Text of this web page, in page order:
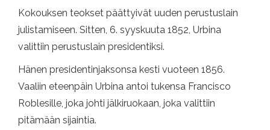
Kokouksen teokset päättyivät uuden perustuslain
julistamiseen. Sitten, 6. syyskuuta 1852, Urbina
valittiin perustuslain presidentiksi.
Hänen presidentinjaksonsa kesti vuoteen 1856.
Vaaliin eteenpäin Urbina antoi tukensa Francisco
Roblesille, joka johti jälkiruokaan, joka valittiin
pitämään sijaintia.